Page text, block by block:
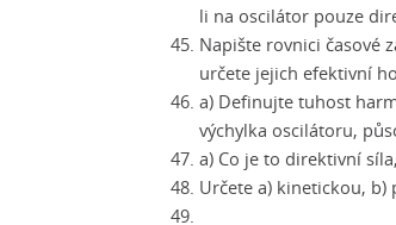
li na oscilátor pouze
Napište rovnici časové
určete jejich efektivní
a) Definujte tuhost
výchylka oscilátoru,
a) Co je to direktivní
Určete a) kinetickou,